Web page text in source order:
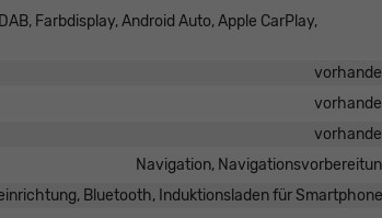
Farbdisplay, Android Auto, Apple CarPlay,
Navigation,
Bluetooth, Induktionsladen für